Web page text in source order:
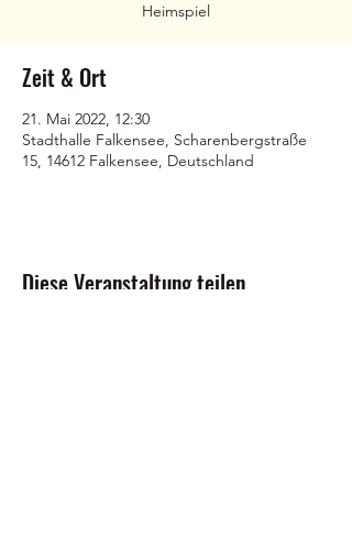
Heimspiel
Zeit & Ort
21. Mai 2022, 12:30
Stadthalle Falkensee, Scharenbergstraße
15, 14612 Falkensee, Deutschland
Diese Veranstaltung teilen